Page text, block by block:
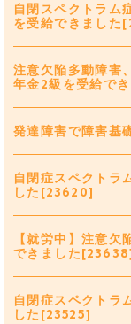
自閉スペクトラム
を受給できました
注意欠陥多動障害
年金2級を受給で
発達障害で障害基
自閉症スペクトラ
した[23620]
【就労中】注意
できました
自閉症スペクトラ
した[23525]